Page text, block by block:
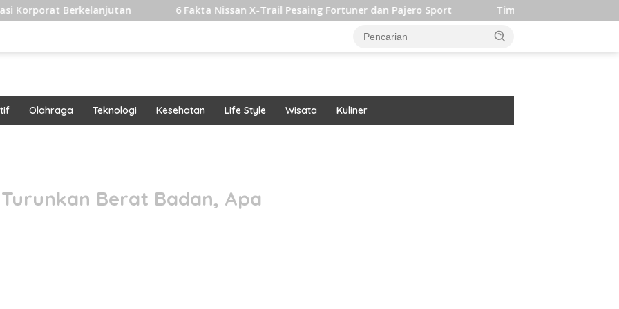
6 Fakta Nissan X-Trail Pesaing Fortuner dan Pajero Sport Timpilihan Indonesia Langsung Alihkan
Olahraga Teknologi Kesehatan Life Style Wisata Kuliner
Berat Badan, Apa